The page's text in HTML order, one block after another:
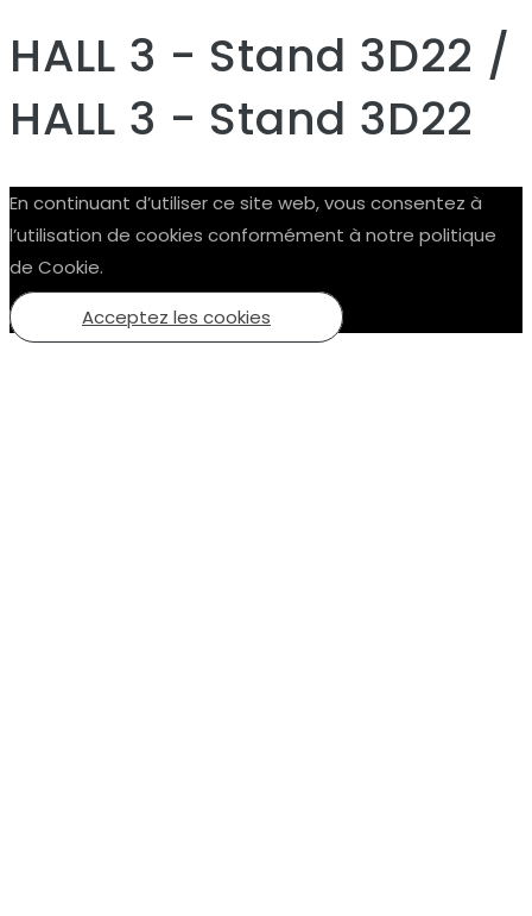
HALL 3 - Stand 3D22 /
HALL 3 - Stand 3D22
En continuant d’utiliser ce site web, vous consentez à
l’utilisation de cookies conformément à notre politique
de Cookie.
Acceptez les cookies